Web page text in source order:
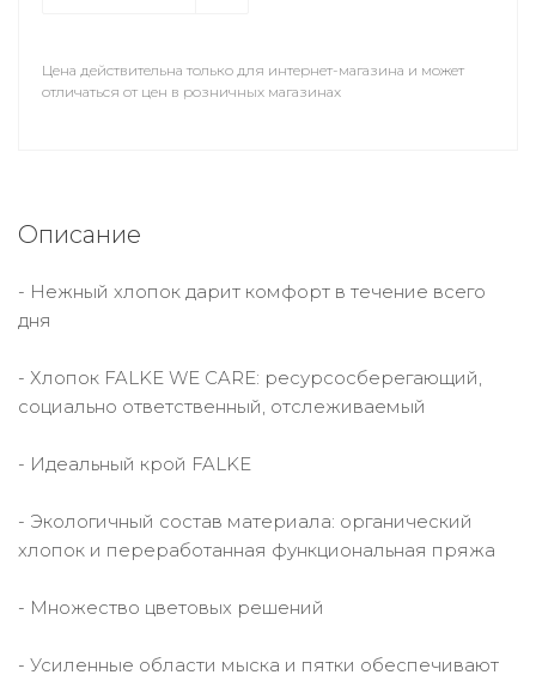
Цена действительна только для интернет-магазина и может
отличаться от цен в розничных магазинах
Описание
- Нежный хлопок дарит комфорт в течение всего
дня
- Хлопок FALKE WE CARE: ресурсосберегающий,
социально ответственный, отслеживаемый
- Идеальный крой FALKE
- Экологичный состав материала: органический
хлопок и переработанная функциональная пряжа
- Множество цветовых решений
- Усиленные области мыска и пятки обеспечивают